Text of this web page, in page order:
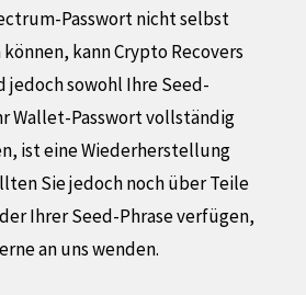
Passwort nicht selbst
kann Crypto Recovers
jedoch sowohl Ihre Seed-
Wallet-Passwort vollständig
ist eine Wiederherstellung
Sie jedoch noch über Teile
Ihrer Seed-Phrase verfügen,
an uns wenden.